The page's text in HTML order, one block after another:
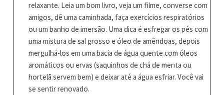
relaxante. Leia um bom livro, veja um filme, converse com
amigos, dê uma caminhada, faça exercícios respiratórios
ou um banho de imersão. Uma dica é esfregar os pés com
uma mistura de sal grosso e óleo de amêndoas, depois
mergulhá-los em uma bacia de água quente com óleos
aromáticos ou ervas (saquinhos de chá de menta ou
hortelã servem bem) e deixar até a água esfriar. Você vai
se sentir renovado.